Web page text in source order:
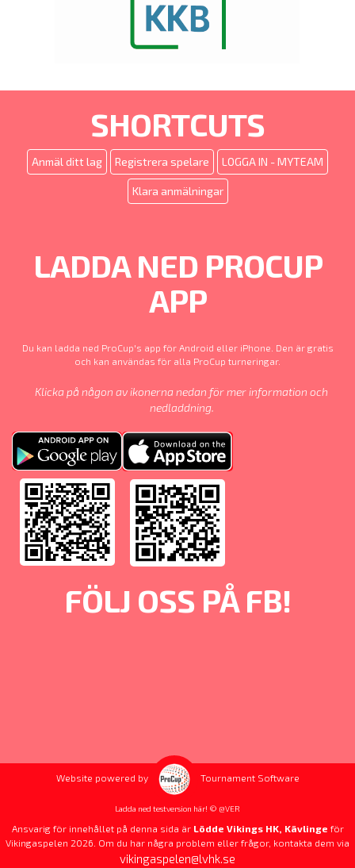
SHORTCUTS
Anmäl ditt lag Registrera spelare LOGGA IN - MYTEAM
Klara anmälningar
LADDA NED PROCUP
APP
Du kan ladda ned ProCup's app för Android eller iPhone. Den är gratis
och kan användas för alla ProCup turneringar.
Klicka på någon av ikonerna nedan för mer information och
nedladdning.
FÖLJ OSS PÅ FB!
Website powered by Tournament Software
Ladda ned testversion här! © @VER
Ansvarig för innehållet på denna sida är Lödde Vikings HK, Kävlinge för
Vikingaspelen 2026. Om du har några problem eller frågor, kontakta dem via
vikingaspelen@lvhk.se